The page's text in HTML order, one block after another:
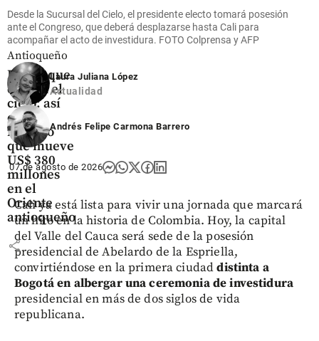
Oriente
Antioqueño
Flores que
cruzan el
cielo: así
es el
negocio
que mueve
US$ 380
millones
en el
Oriente
antioqueño
share
Desde la Sucursal del Cielo, el presidente electo tomará posesión
ante el Congreso, que deberá desplazarse hasta Cali para
acompañar el acto de investidura. FOTO Colprensa y AFP
Laura Juliana López
Actualidad
Andrés Felipe Carmona Barrero
07 de agosto de 2026
Cali ya está lista para vivir una jornada que marcará
un hito en la historia de Colombia. Hoy, la capital
del Valle del Cauca será sede de la posesión
presidencial de Abelardo de la Espriella,
convirtiéndose en la primera ciudaddistinta a
Bogotá en albergar una ceremonia de investidura
presidencial en más de dos siglos de vida
republicana.